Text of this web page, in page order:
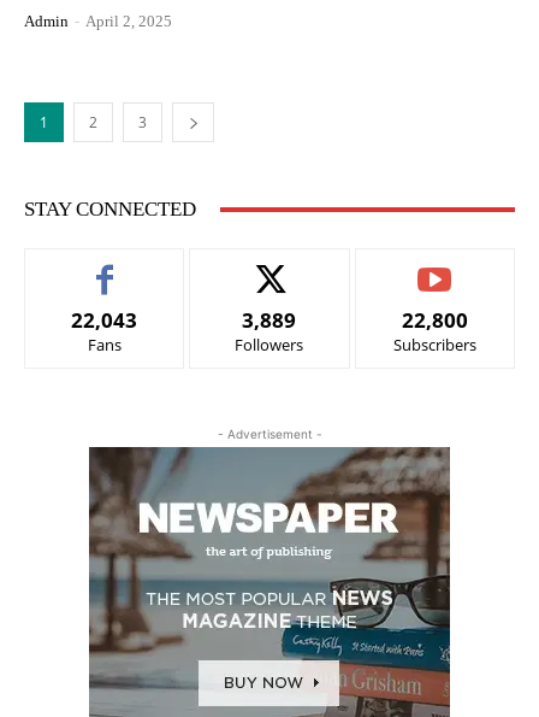
Admin - April 2, 2025
1 2 3
STAY CONNECTED
22,043
Fans
3,889
Followers
22,800
Subscribers
- Advertisement -